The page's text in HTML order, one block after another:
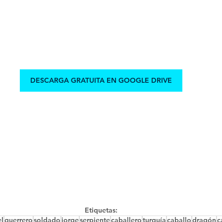
DESCARGA GRATUITA EN GOOGLE DRIVE
Etiquetas:
guerrerosoldado jorgeserpientecaballeroturquíacaballodragón